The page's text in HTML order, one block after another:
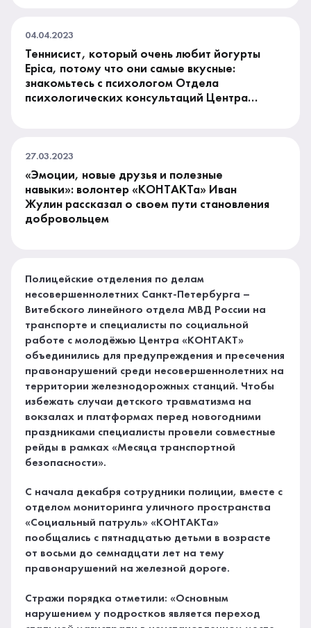
04.04.2023
Теннисист, который очень любит йогурты
Epica, потому что они самые вкусные:
знакомьтесь с психологом Отдела
психологических консультаций Центра
27.03.2023
«Эмоции, новые друзья и полезные
навыки»: волонтер «КОНТАКТа» Иван
Жулин рассказал о своем пути становления
добровольцем
Полицейские отделения по делам
несовершеннолетних Санкт-Петербурга –
Витебского линейного отдела МВД России на
транспорте и специалисты по социальной
работе с молодёжью Центра «КОНТАКТ»
объединились для предупреждения и пресечения
правонарушений среди несовершеннолетних на
территории железнодорожных станций. Чтобы
избежать случаи детского травматизма на
вокзалах и платформах перед новогодними
праздниками специалисты провели совместные
рейды в рамках «Месяца транспортной
безопасности».
С начала декабря сотрудники полиции, вместе с
отделом мониторинга уличного пространства
«Социальный патруль» «КОНТАКТа»
пообщались с пятнадцатью детьми в возрасте
от восьми до семнадцати лет на тему
правонарушений на железной дороге.
Стражи порядка отметили: «Основным
нарушением у подростков является переход